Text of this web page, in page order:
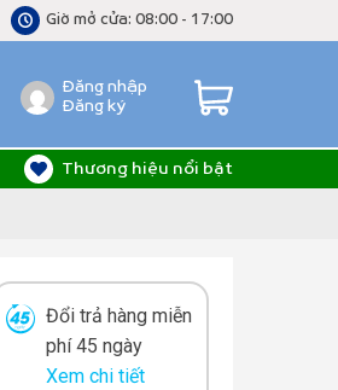
Giờ mở cửa: 08:00 - 17:00
Đăng nhập
Đăng ký
Thương hiệu nổi bật
Đổi trả hàng miễn
phí 45 ngày
Xem chi tiết